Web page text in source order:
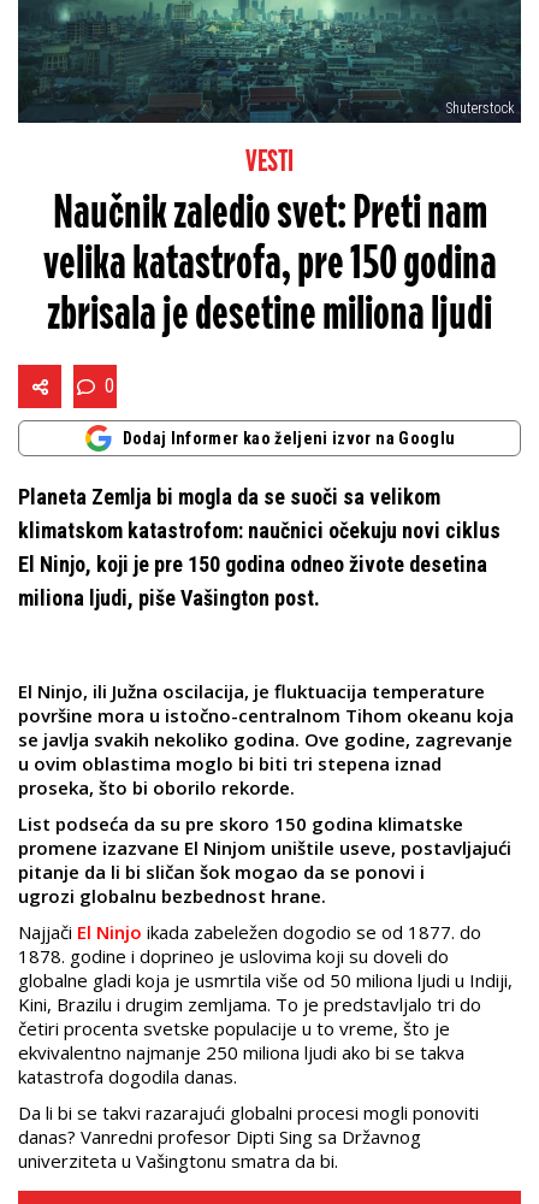
Shuterstock
VESTI
Naučnik zaledio svet: Preti nam
velika katastrofa, pre 150 godina
zbrisala je desetine miliona ljudi
0
Dodaj Informer kao željeni izvor na Googlu
Planeta Zemlja bi mogla da se suoči sa velikom
klimatskom katastrofom: naučnici očekuju novi ciklus
El Ninjo, koji je pre 150 godina odneo živote desetina
miliona ljudi, piše Vašington post.
El Ninjo, ili Južna oscilacija, je fluktuacija temperature
površine mora u istočno-centralnom Tihom okeanu koja
se javlja svakih nekoliko godina. Ove godine, zagrevanje
u ovim oblastima moglo bi biti tri stepena iznad
proseka, što bi oborilo rekorde.
List podseća da su pre skoro 150 godina klimatske
promene izazvane El Ninjom uništile useve, postavljajući
pitanje da li bi sličan šok mogao da se ponovi i
ugrozi globalnu bezbednost hrane.
Najjači El Ninjo ikada zabeležen dogodio se od 1877. do
1878. godine i doprineo je uslovima koji su doveli do
globalne gladi koja je usmrtila više od 50 miliona ljudi u Indiji,
Kini, Brazilu i drugim zemljama. To je predstavljalo tri do
četiri procenta svetske populacije u to vreme, što je
ekvivalentno najmanje 250 miliona ljudi ako bi se takva
katastrofa dogodila danas.
Da li bi se takvi razarajući globalni procesi mogli ponoviti
danas? Vanredni profesor Dipti Sing sa Državnog
univerziteta u Vašingtonu smatra da bi.